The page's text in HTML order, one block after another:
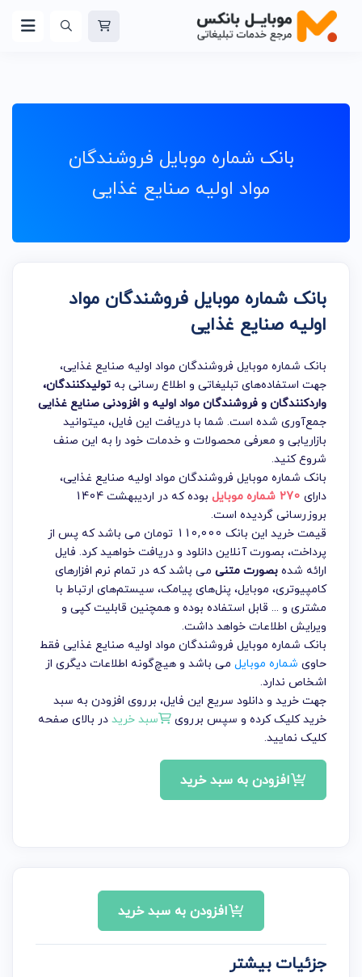
بانک شماره موبایل فروشندگان
مواد اولیه صنایع غذایی
بانک شماره موبایل فروشندگان مواد
اولیه صنایع غذایی
بانک شماره موبایل فروشندگان مواد اولیه صنایع غذایی،
جهت استفاده‌های تبلیغاتی و اطلاع رسانی به تولیدکنندگان،
واردکنندگان و فروشندگان مواد اولیه و افزودنی صنایع غذایی
جمع‌آوری شده است. شما با دریافت این فایل، میتوانید
بازاریابی و معرفی محصولات و خدمات خود را به این صنف
شروع کنید.
بانک شماره موبایل فروشندگان مواد اولیه صنایع غذایی،
دارای 270 شماره موبایل
بوده که در اردیبهشت 1404
بروزرسانی گردیده است.
قیمت خرید این بانک 110,000 تومان می باشد که پس از
پرداخت، بصورت آنلاین دانلود و دریافت خواهید کرد. فایل
ارائه شدهبصورت متنی می باشد که در تمام نرم افزارهای
کامپیوتری، موبایل، پنل‌های پیامک، سیستم‌های ارتباط با
مشتری و ... قابل استفاده بوده و همچنین قابلیت کپی و
ویرایش اطلاعات خواهد داشت.
بانک شماره موبایل فروشندگان مواد اولیه صنایع غذایی فقط
حاوی شماره موبایل می باشد و هیچ‌گونه اطلاعات دیگری از
اشخاص ندارد.
جهت خرید و دانلود سریع این فایل، برروی افزودن به سبد
خرید کلیک کرده و سپس برروی
سبد خریددر بالای صفحه
کلیک نمایید.
افزودن به سبد خرید
افزودن به سبد خرید
جزئیات بیشتر